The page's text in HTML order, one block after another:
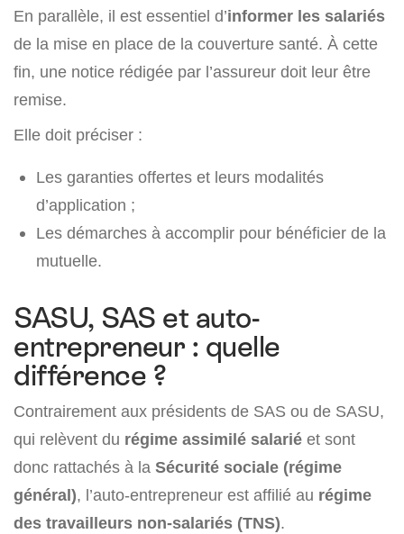
En parallèle, il est essentiel d’informer les salariés
de la mise en place de la couverture santé. À cette
fin, une notice rédigée par l’assureur doit leur être
remise.
Elle doit préciser :
Les garanties offertes et leurs modalités
d’application ;
Les démarches à accomplir pour bénéficier de la
mutuelle.
SASU, SAS et auto-
entrepreneur : quelle
différence ?
Contrairement aux présidents de SAS ou de SASU,
qui relèvent du régime assimilé salarié et sont
donc rattachés à la Sécurité sociale (régime
général), l’auto-entrepreneur est affilié au régime
des travailleurs non-salariés (TNS).